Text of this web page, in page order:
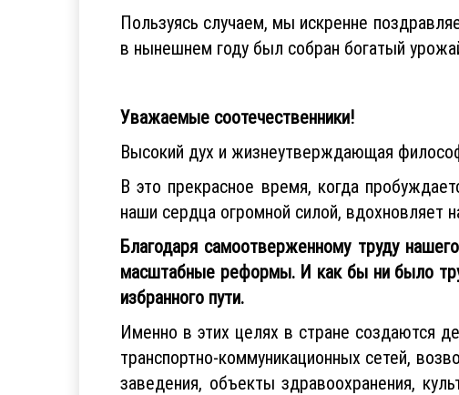
Пользуясь случаем, мы искренне
в нынешнем году был собран богатый
Уважаемые соотечественники!
Высокий дух и жизнеутверждающая
В это прекрасное время, когда
наши сердца огромной силой, вдохновляет
Благодаря самоотверженному труду
масштабные реформы. И как бы ни было
избранного пути.
Именно в этих целях в стране создаются
транспортно-коммуникационных сетей,
заведения, объекты здравоохранения,